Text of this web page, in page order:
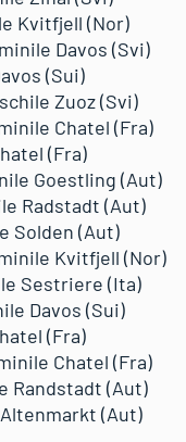
Kvitfjell (Nor)
Davos (Svi)
(Sui)
Zuoz (Svi)
Chatel (Fra)
(Fra)
Goestling (Aut)
Radstadt (Aut)
Solden (Aut)
Kvitfjell (Nor)
Sestriere (Ita)
Davos (Sui)
(Fra)
Chatel (Fra)
Randstadt (Aut)
Altenmarkt (Aut)